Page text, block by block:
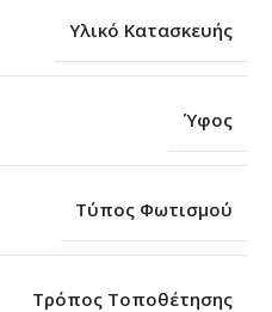
Υλικό Κατασκευής
Ύφος
Τύπος Φωτισμού
Τρόπος Τοποθέτησης